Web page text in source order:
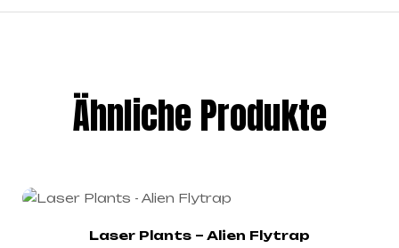
Ähnliche Produkte
Laser Plants – Alien Flytrap